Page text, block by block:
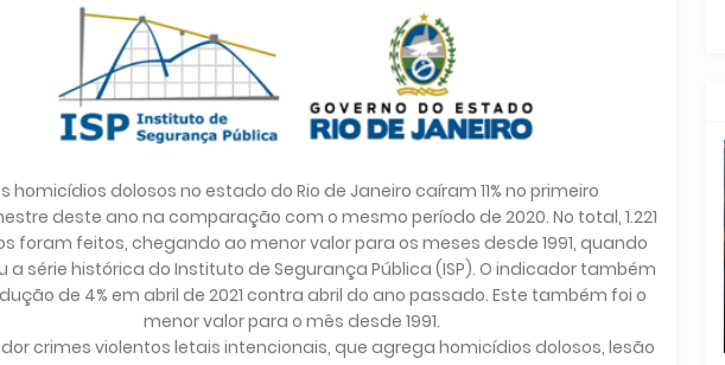
homicídios dolosos no estado do Rio de Janeiro caíram 11% no primeiro
deste ano na comparação com o mesmo período de 2020. No total, 1.221
foram feitos, chegando ao menor valor para os meses desde 1991, quando
a série histórica do Instituto de Segurança Pública (ISP). O indicador também
de 4% em abril de 2021 contra abril do ano passado. Este também foi o
menor valor para o mês desde 1991.
crimes violentos letais intencionais, que agrega homicídios dolosos, lesão